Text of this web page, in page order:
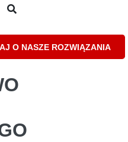
O NASZE ROZWIĄZANIA